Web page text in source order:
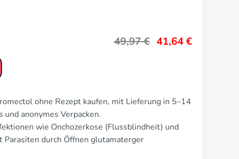
49,97€ 41,64€
ohne Rezept kaufen, mit Lieferung in 5–14
und anonymes Verpacken.
wie Onchozerkose (Flussblindheit) und
durch Öffnen glutamaterger